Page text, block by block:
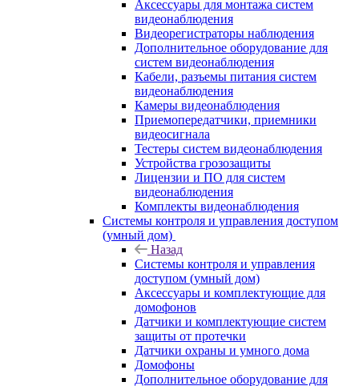
Аксессуары для монтажа систем
видеонаблюдения
Видеорегистраторы наблюдения
Дополнительное оборудование для
систем видеонаблюдения
Кабели, разъемы питания систем
видеонаблюдения
Камеры видеонаблюдения
Приемопередатчики, приемники
видеосигнала
Тестеры систем видеонаблюдения
Устройства грозозащиты
Лицензии и ПО для систем
видеонаблюдения
Комплекты видеонаблюдения
Системы контроля и управления доступом
(умный дом)
Назад
Системы контроля и управления
доступом (умный дом)
Аксессуары и комплектующие для
домофонов
Датчики и комплектующие систем
защиты от протечки
Датчики охраны и умного дома
Домофоны
Дополнительное оборудование для